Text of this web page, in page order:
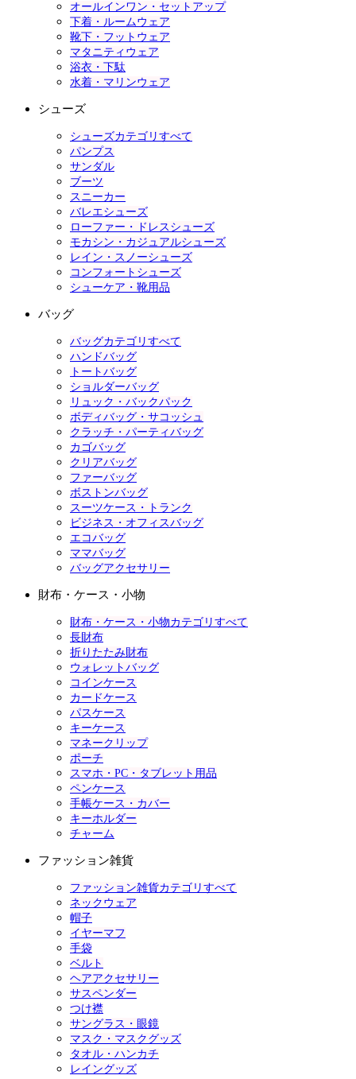
オールインワン・セットアップ
下着・ルームウェア
靴下・フットウェア
マタニティウェア
浴衣・下駄
水着・マリンウェア
シューズ
シューズカテゴリすべて
パンプス
サンダル
ブーツ
スニーカー
バレエシューズ
ローファー・ドレスシューズ
モカシン・カジュアルシューズ
レイン・スノーシューズ
コンフォートシューズ
シューケア・靴用品
バッグ
バッグカテゴリすべて
ハンドバッグ
トートバッグ
ショルダーバッグ
リュック・バックパック
ボディバッグ・サコッシュ
クラッチ・パーティバッグ
カゴバッグ
クリアバッグ
ファーバッグ
ボストンバッグ
スーツケース・トランク
ビジネス・オフィスバッグ
エコバッグ
ママバッグ
バッグアクセサリー
財布・ケース・小物
財布・ケース・小物カテゴリすべて
長財布
折りたたみ財布
ウォレットバッグ
コインケース
カードケース
パスケース
キーケース
マネークリップ
ポーチ
スマホ・PC・タブレット用品
ペンケース
手帳ケース・カバー
キーホルダー
チャーム
ファッション雑貨
ファッション雑貨カテゴリすべて
ネックウェア
帽子
イヤーマフ
手袋
ベルト
ヘアアクセサリー
サスペンダー
つけ襟
サングラス・眼鏡
マスク・マスクグッズ
タオル・ハンカチ
レイングッズ